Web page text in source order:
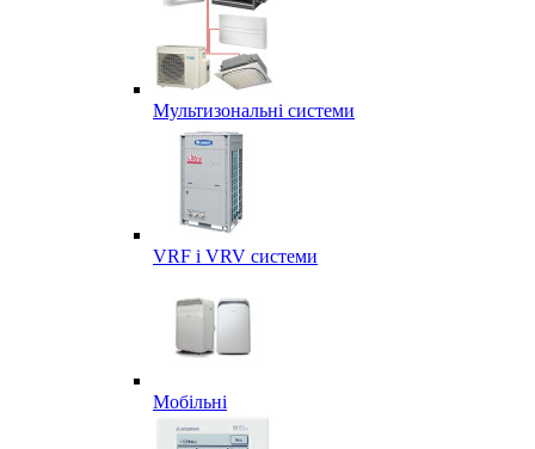
Мультизональні системи
VRF і VRV системи
Мобільні